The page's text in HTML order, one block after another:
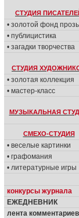
СТУДИЯ
• золотой фонд
• публицистика
• загадки творчества
СТУДИЯ
• золотая коллекция
• мастер-класс
МУЗЫКАЛЬНАЯ
СМЕХО-СТУДИЯ
• веселые картинки
• графомания
• литературные игры
конкурсы журнала
ЕЖЕДНЕВНИК
лента комментариев